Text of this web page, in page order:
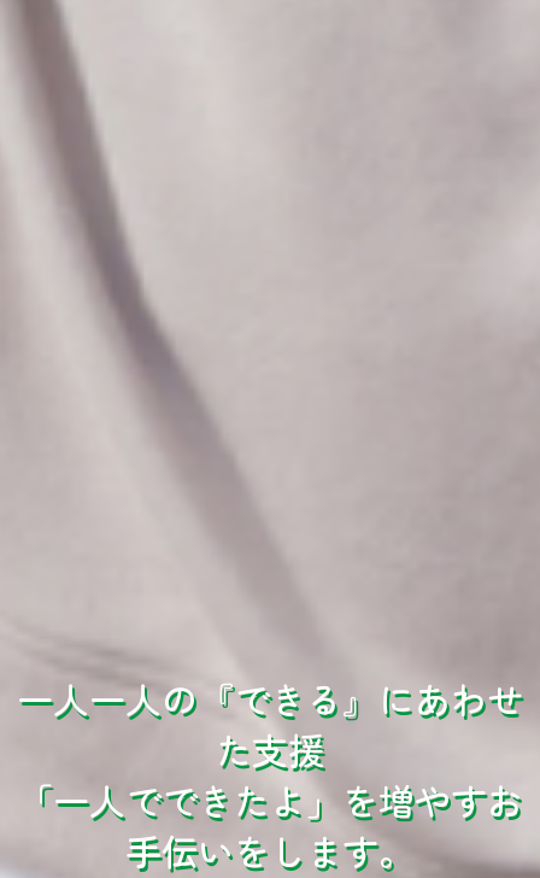
一人一人の『できる』にあわせ
た支援
「一人でできたよ」を増やすお
手伝いをします。